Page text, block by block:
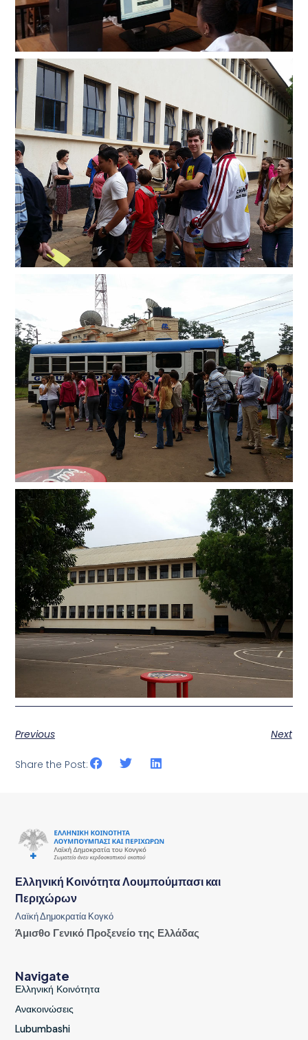
Previous Next
Share the Post:
Ελληνική Κοινότητα Λουμπούμπασι και
Περιχώρων
Λαϊκή Δημοκρατία Κογκό
Άμισθο Γενικό Προξενείο της Ελλάδας
Navigate
Ελληνική Κοινότητα
Ανακοινώσεις
Lubumbashi